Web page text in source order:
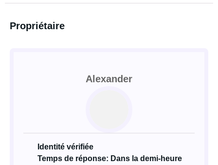
Propriétaire
Alexander
Identité vérifiée
Temps de réponse: Dans la demi-heure